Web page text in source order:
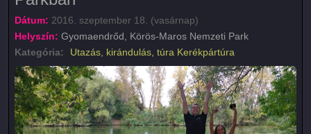
Dátum: 2016. szeptember 18. (vasárnap)
Helyszín: Gyomaendrőd, Körös-Maros Nemzeti Park
Kategória:
Utazás, kirándulás, túra Kerékpártúra